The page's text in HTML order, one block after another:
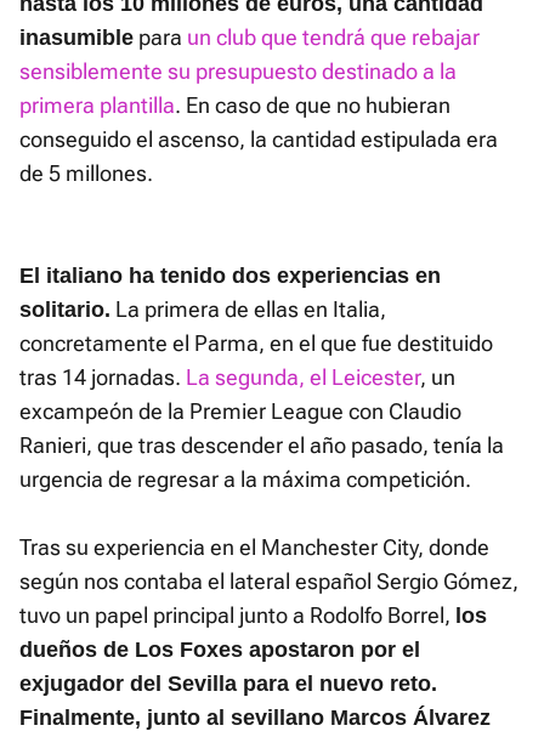
inasumible para un club que tendrá que rebajar
sensiblemente su presupuesto destinado a la
primera plantilla. En caso de que no hubieran
conseguido el ascenso, la cantidad estipulada era
de 5 millones.
El italiano ha tenido dos experiencias en
solitario. La primera de ellas en Italia,
concretamente el Parma, en el que fue destituido
tras 14 jornadas. La segunda, el Leicester, un
excampeón de la Premier League con Claudio
Ranieri, que tras descender el año pasado, tenía la
urgencia de regresar a la máxima competición.
Tras su experiencia en el Manchester City, donde
según nos contaba el lateral español Sergio Gómez,
tuvo un papel principal junto a Rodolfo Borrel, los
dueños de Los Foxes apostaron por el
exjugador del Sevilla para el nuevo reto.
Finalmente, junto al sevillano Marcos Álvarez